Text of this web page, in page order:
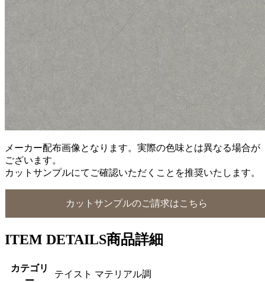
メーカー配布画像となります。実際の色味とは異なる場合が
ございます。
カットサンプルにてご確認いただくことを推奨いたします。
カットサンプルのご請求はこちら
ITEM DETAILS商品詳細
カテゴリ
テイスト マテリアル調